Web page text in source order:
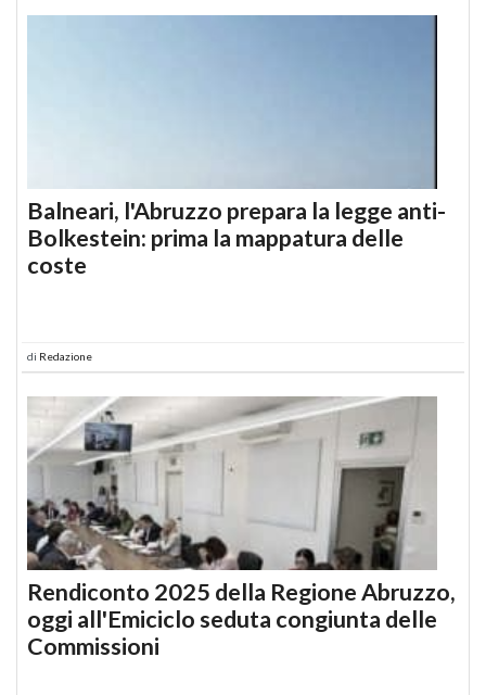
Balneari, l'Abruzzo prepara la legge anti-
Bolkestein: prima la mappatura delle
coste
di Redazione
Rendiconto 2025 della Regione Abruzzo,
oggi all'Emiciclo seduta congiunta delle
Commissioni